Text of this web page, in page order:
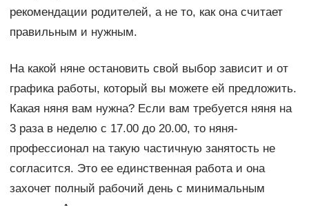
рекомендации родителей, а не то, как она считает
правильным и нужным.
На какой няне остановить свой выбор зависит и от
графика работы, который вы можете ей предложить.
Какая няня вам нужна? Если вам требуется няня на
3 раза в неделю с 17.00 до 20.00, то няня-
профессионал на такую частичную занятость не
согласится. Это ее единственная работа и она
захочет полный рабочий день с минимальным